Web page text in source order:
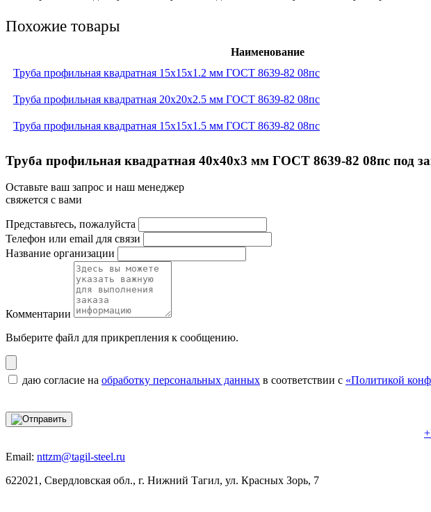
Похожие товары
Наименование
Труба профильная квадратная 15x15x1.2 мм ГОСТ 8639-82 08пс
Труба профильная квадратная 20x20x2.5 мм ГОСТ 8639-82 08пс
Труба профильная квадратная 15x15x1.5 мм ГОСТ 8639-82 08пс
Труба профильная квадратная 40x40x3 мм ГОСТ 8639-82 08пс под
Оставьте ваш запрос и наш менеджер
свяжется с вами
Представьтесь, пожалуйста
Телефон или email для связи
Название организации
Комментарии
Выберите файл для прикрепления к сообщению.
даю согласие на обработку персональных данных в соответствии с «Политикой
Email: nttzm@tagil-steel.ru
622021, Свердловская обл., г. Нижний Тагил, ул. Красных Зорь, 7